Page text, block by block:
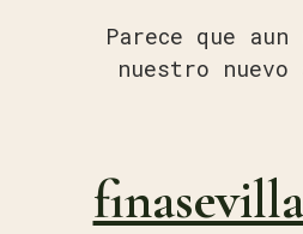
Parece que aun
nuestro